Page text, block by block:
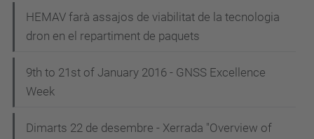
HEMAV farà assajos de viabilitat de la tecnologia
dron en el repartiment de paquets
9th to 21st of January 2016 - GNSS Excellence
Week
Dimarts 22 de desembre - Xerrada "Overview of